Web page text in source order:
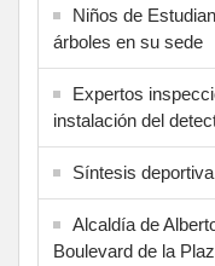
Niños de
árboles en su sede
Expertos
instalación del
Síntesis
Alcaldía de
Boulevard de la